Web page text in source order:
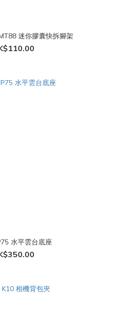
迷你膠囊快拆腳架
水平雲台底座